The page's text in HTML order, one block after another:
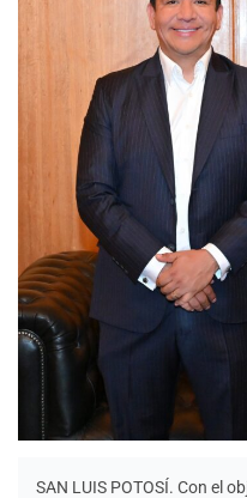
SAN LUIS POTOSÍ. Con el